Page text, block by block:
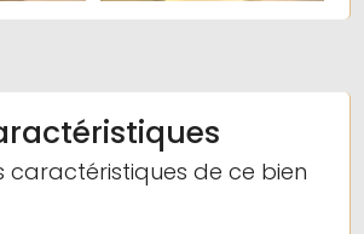
caractéristiques de ce bien
stationnement/Garage